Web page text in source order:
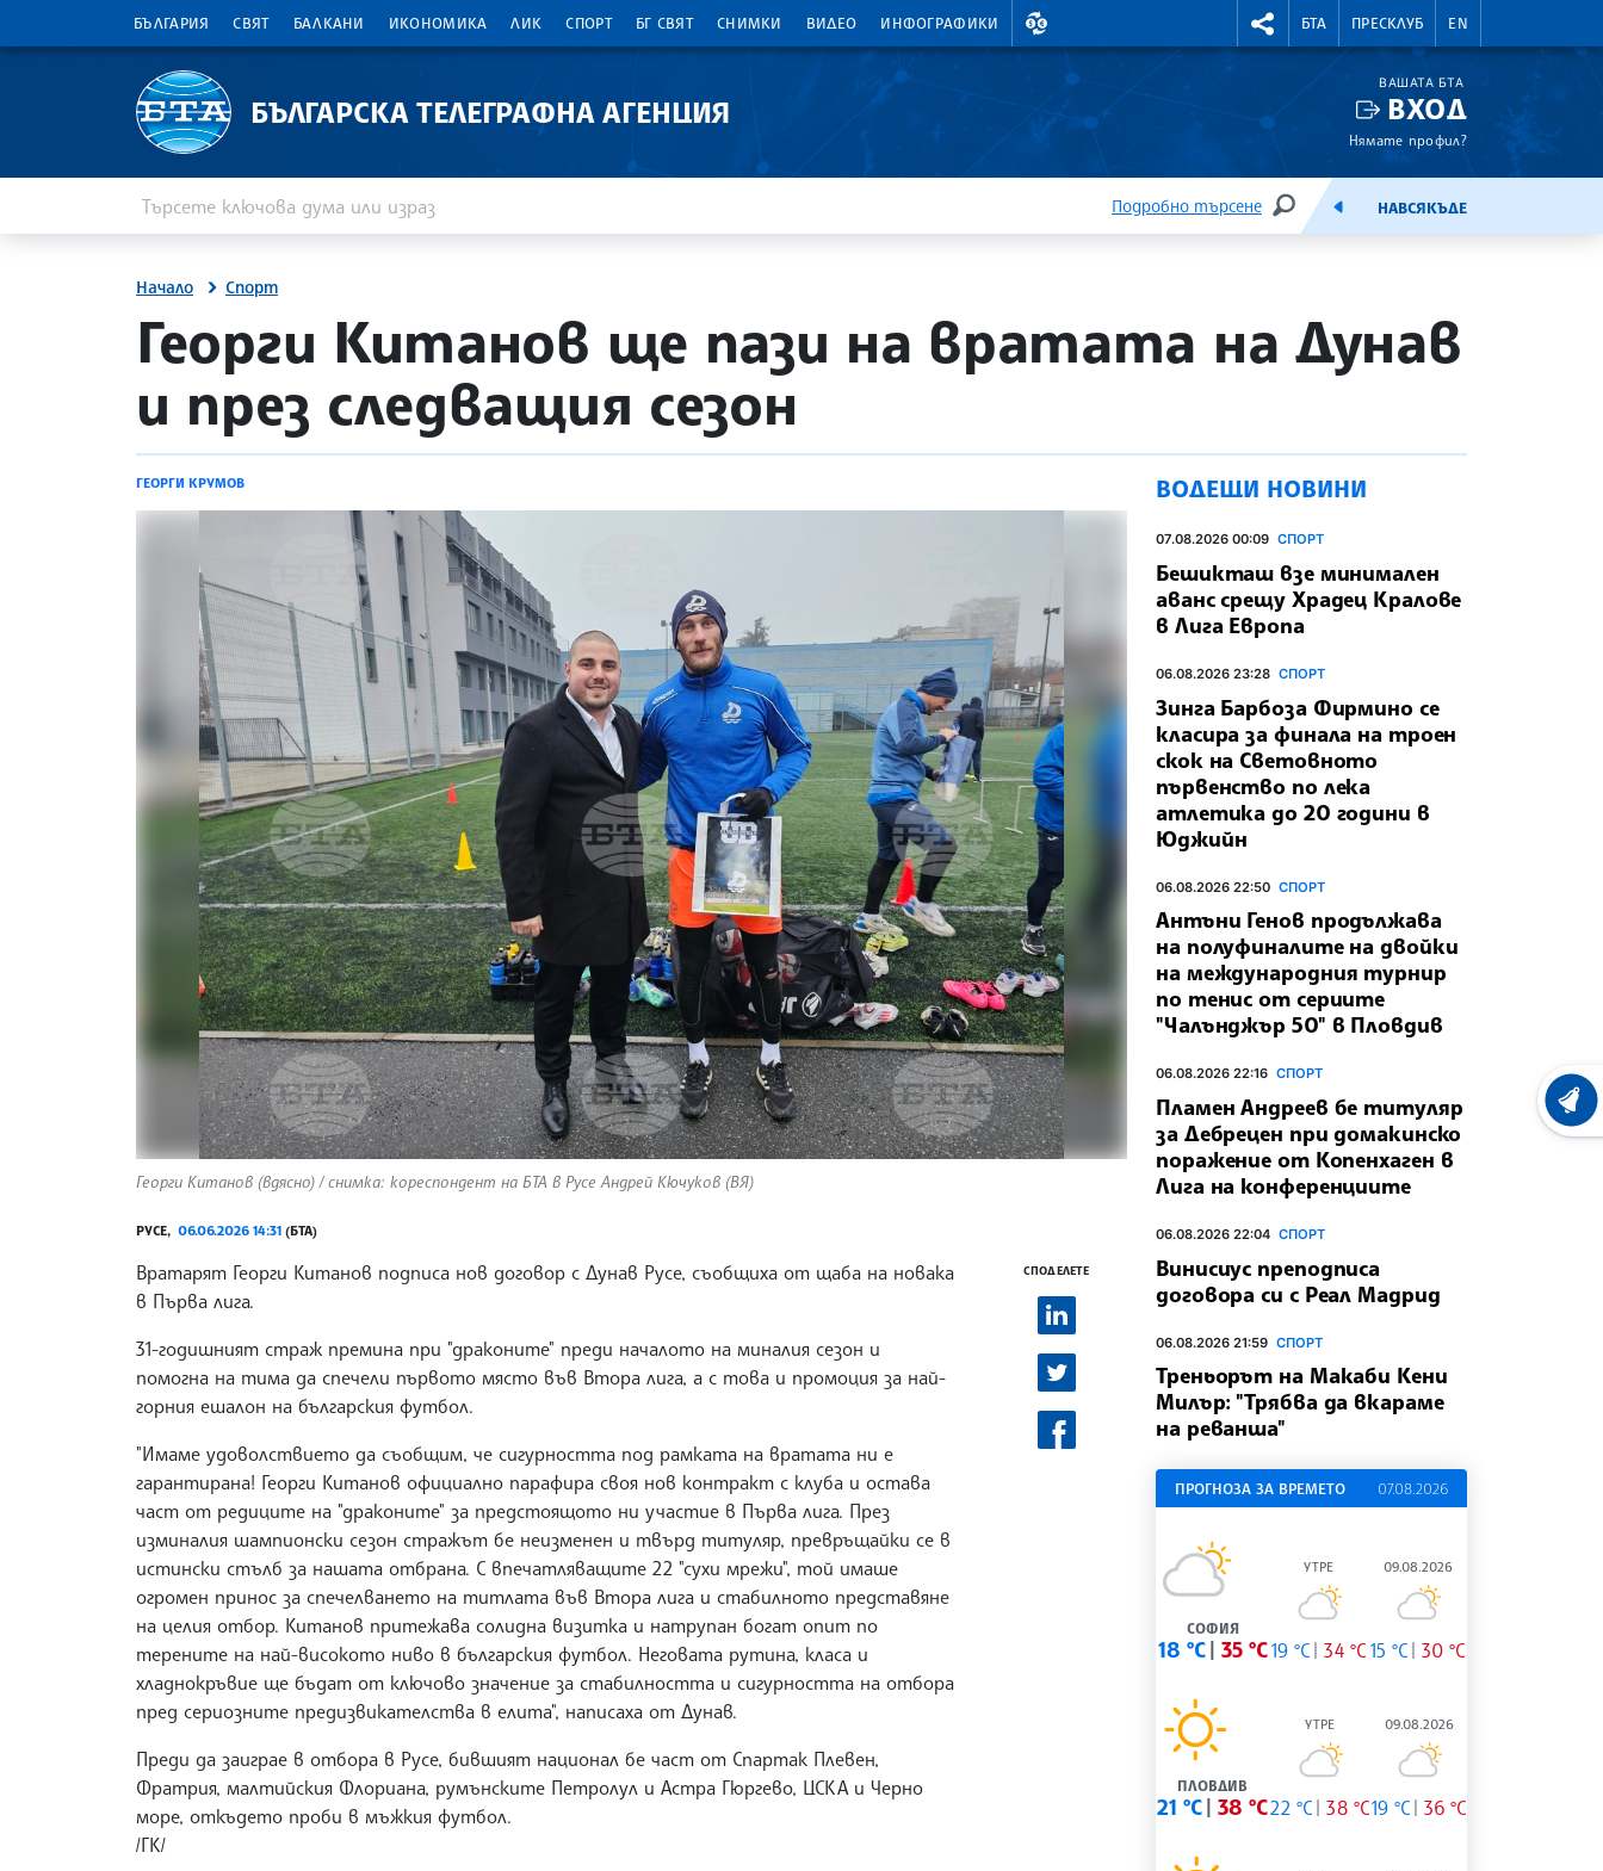
БЪЛГАРИЯ СВЯТ БАЛКАНИ ИКОНОМИКА ЛИК СПОРТ БГ СВЯТ СНИМКИ ВИДЕО ИНФОГРАФИКИ
ВАЛУТНИ КУРСОВЕ RIGHTMENU.SOCIAL
БТА ПРЕСКЛУБ EN
БЪЛГАРСКА ТЕЛЕГРАФНА АГЕНЦИЯ
ВАШАТА БТА
ВХОД
Нямате профил?
Подробно търсене
ТЪРСЕНЕЕМИСИЯНАВСЯКЪДЕ
Начало Спорт
site.bta
Георги Китанов ще пази на вратата на Дунав
и през следващия сезон
ГЕОРГИ КРУМОВ
Георги Китанов (вдясно) / снимка: кореспондент на БТА в Русе Андрей Кючуков (ВЯ)
РУСЕ, 06.06.2026 14:31 (БТА)
Вратарят Георги Китанов подписа нов договор с Дунав Русе, съобщиха от щаба на новака
в Първа лига.
31-годишният страж премина при "драконите" преди началото на миналия сезон и
помогна на тима да спечели първото място във Втора лига, а с това и промоция за най-
горния ешалон на българския футбол.
"Имаме удоволствието да съобщим, че сигурността под рамката на вратата ни е
гарантирана! Георги Китанов официално парафира своя нов контракт с клуба и остава
част от редиците на "драконите" за предстоящото ни участие в Първа лига. През
изминалия шампионски сезон стражът бе неизменен и твърд титуляр, превръщайки се в
истински стълб за нашата отбрана. С впечатляващите 22 "сухи мрежи", той имаше
огромен принос за спечелването на титлата във Втора лига и стабилното представяне
на целия отбор. Китанов притежава солидна визитка и натрупан богат опит по
терените на най-високото ниво в българския футбол. Неговата рутина, класа и
хладнокръвие ще бъдат от ключово значение за стабилността и сигурността на отбора
пред сериозните предизвикателства в елита", написаха от Дунав.
Преди да заиграе в отбора в Русе, бившият национал бе част от Спартак Плевен,
Фратрия, малтийския Флориана, румънските Петролул и Астра Гюргево, ЦСКА и Черно
море, откъдето проби в мъжкия футбол.
/ГК/
СПОДЕЛЕТЕ
ВОДЕЩИ НОВИНИ
07.08.2026 00:09 СПОРТ
Бешикташ взе минимален
аванс срещу Храдец Кралове
в Лига Европа
06.08.2026 23:28 СПОРТ
Зинга Барбоза Фирмино се
класира за финала на троен
скок на Световното
първенство по лека
атлетика до 20 години в
Юджийн
06.08.2026 22:50 СПОРТ
Антъни Генов продължава
на полуфиналите на двойки
на международния турнир
по тенис от сериите
"Чалънджър 50" в Пловдив
06.08.2026 22:16 СПОРТ
Пламен Андреев бе титуляр
за Дебрецен при домакинско
поражение от Копенхаген в
Лига на конференциите
06.08.2026 22:04 СПОРТ
Винисиус преподписа
договора си с Реал Мадрид
06.08.2026 21:59 СПОРТ
Треньорът на Макаби Кени
Милър: "Трябва да вкараме
на реванша"
ПРОГНОЗА ЗА ВРЕМЕТО 07.08.2026
СОФИЯ
18 °C 35 °C
УТРЕ
19 °C 34 °C
09.08.2026
15 °C 30 °C
ПЛОВДИВ
21 °C 38 °C
УТРЕ
22 °C 38 °C
09.08.2026
19 °C 36 °C